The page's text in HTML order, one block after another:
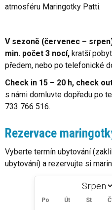
atmosféru Maringotky Patti.
V sezoně (červenec –
min. počet 3 nocí, kratší
předem, nebo po telefonické
Check in 15 – 20 h, check
s námi domluvte dopředu po
733 766 516.
Rezervace
Vyberte termín ubytování
ubytování) a rezervujte si
Po Út St